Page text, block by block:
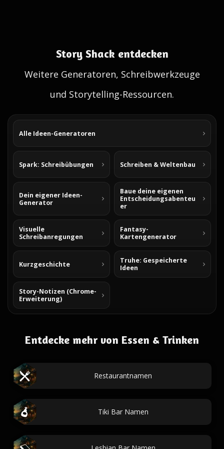
Story Shack entdecken
Weitere Generatoren, Schreibwerkzeuge
und Storytelling-Ressourcen.
Alle Ideen-Generatoren
Spark: Schreibübungen Schreiben & Weltenbau
Dein eigener Ideen-
Generator
Baue deine eigenen
Entscheidungsabenteu
er
Visuelle
Schreibanregungen
Fantasy-
Kartengenerator
Kurzgeschichte
Truhe: Gespeicherte
Ideen
Story-Notizen (Chrome-
Erweiterung)
Entdecke mehr von Essen & Trinken
Restaurantnamen
Tiki Bar Namen